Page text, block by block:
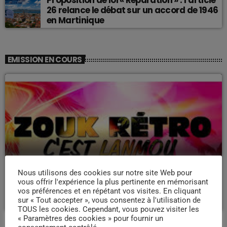
26 relance le débat sur un accord de 1946
en Martinique
EMISSION EN COURS
Nostalgie retro
19:00 - 22:00 more_vert
Nostalgie retro
Nous utilisons des cookies sur notre site Web pour
vous offrir l'expérience la plus pertinente en mémorisant
vos préférences et en répétant vos visites. En cliquant
sur « Tout accepter », vous consentez à l'utilisation de
TOUS les cookies. Cependant, vous pouvez visiter les
« Paramètres des cookies » pour fournir un